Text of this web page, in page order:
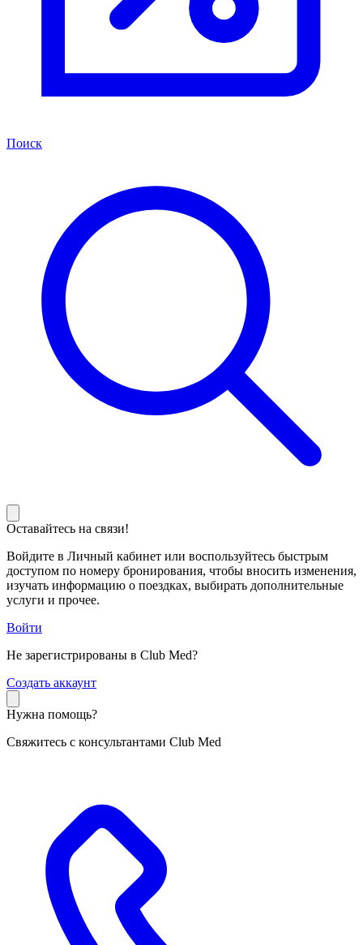
Поиск
Оставайтесь на связи!
Войдите в Личный кабинет или воспользуйтесь быстрым
доступом по номеру бронирования, чтобы вносить изменения,
изучать информацию о поездках, выбирать дополнительные
услуги и прочее.
Войти
Не зарегистрированы в Club Med?
Создать аккаунт
Нужна помощь?
Свяжитесь с консультантами Club Med